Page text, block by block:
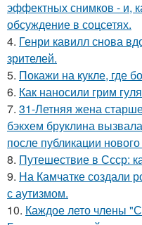
эффектных снимков - и,
обсуждение в соцсетях.
4. Генри кавилл снова
зрителей.
5. Покажи на кукле, где
6. Как наносили грим
7. 31-Летняя жена
бэкхем бруклина
после публикации
8. Путешествие в Ссср:
9. На Камчатке создали
с аутизмом.
10. Каждое лето члены